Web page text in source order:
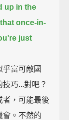
up in the
once-in-
just
富可敵國
巧...對吧？
者，可能最後
會。不然的